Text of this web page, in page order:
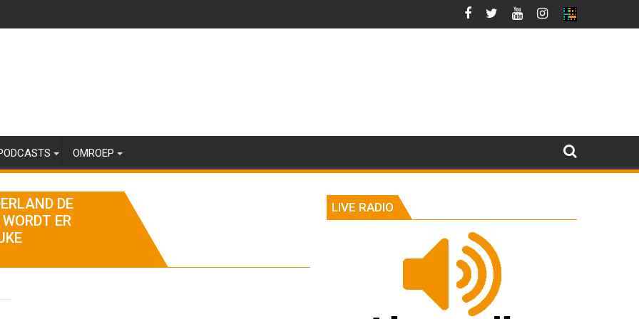
OMROEP
DE
ER
LIVE RADIO